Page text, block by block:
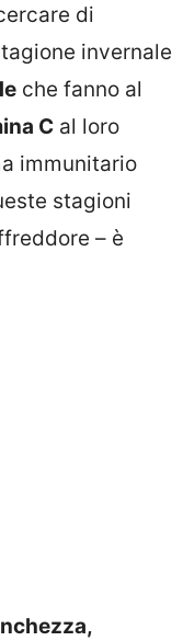
di
invernale
che fanno al
C al loro
immunitario
stagioni
– è